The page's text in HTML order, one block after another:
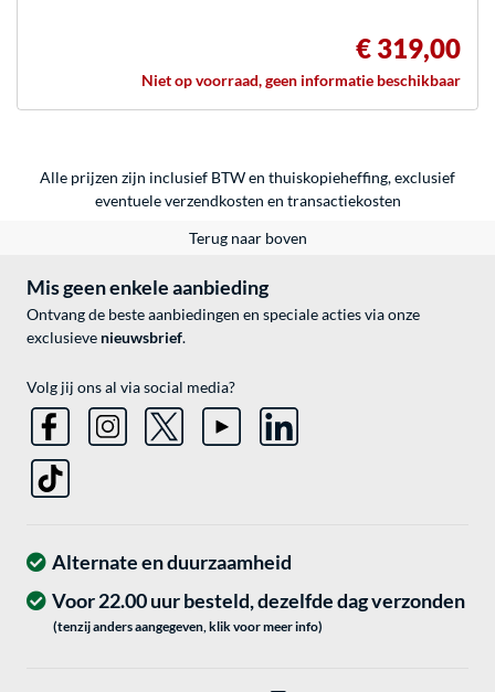
€ 319,00
Niet op voorraad, geen informatie beschikbaar
Alle prijzen zijn inclusief BTW en thuiskopieheffing, exclusief
eventueleverzendkosten en transactiekosten
Terug naar boven
Mis geen enkele aanbieding
Ontvang de beste aanbiedingen en speciale acties via onze
exclusieve nieuwsbrief.
Volg jij ons al via social media?
Alternate en duurzaamheid
Voor 22.00 uur besteld, dezelfde dag verzonden
(tenzij anders aangegeven, klik voor meer info)